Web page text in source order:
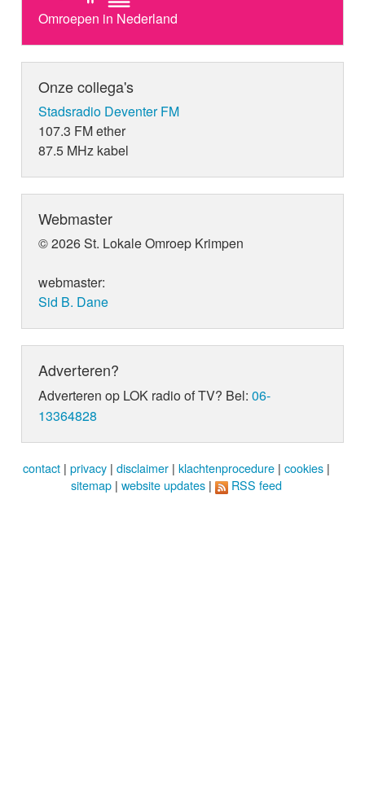
Omroepen in Nederland
Onze collega's
Stadsradio Deventer FM
107.3 FM ether
87.5 MHz kabel
Webmaster
© 2026 St. Lokale Omroep Krimpen
webmaster:
Sid B. Dane
Adverteren?
Adverteren op LOK radio of TV? Bel:06-
13364828
contact | privacy | disclaimer | klachtenprocedure | cookies |
sitemap | website updates | RSS feed